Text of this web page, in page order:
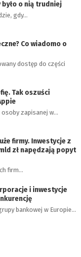
o nią trudniej
gdy…
Co wiadomo o
dostęp do części
Tak oszuści
zapisanej w…
firmy. Inwestycje z
zł napędzają popyt
firm…
i inwestycje
bankowej w Europie…